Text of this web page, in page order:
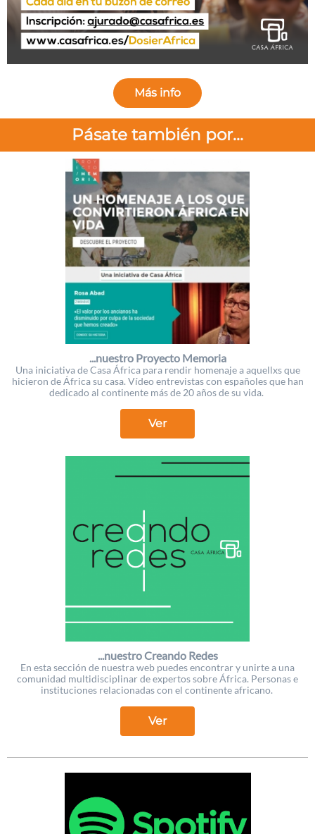
Más info
Pásate también por...
...nuestro Proyecto Memoria
Una iniciativa de Casa África para rendir homenaje a aquellxs que
hicieron de África su casa. Vídeo entrevistas con españoles que han
dedicado al continente más de 20 años de su vida.
Ver
...nuestro Creando Redes
En esta sección de nuestra web puedes encontrar y unirte a una
comunidad multidisciplinar de expertos sobre África. Personas e
instituciones relacionadas con el continente africano.
Ver